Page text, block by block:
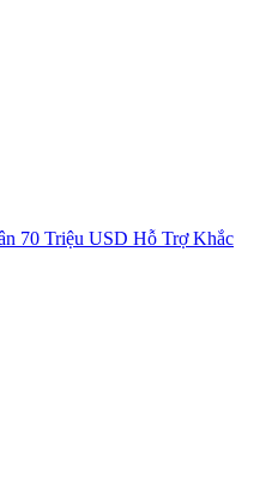
n 70 Triệu USD Hỗ Trợ Khắc